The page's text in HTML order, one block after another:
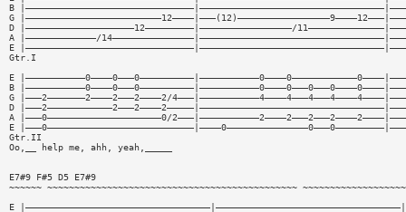
B
G
D |————————————————————12—————————|—————————————————/
A |—————————————/
E
Gtr.I
E
B
G |———2———————2————2———2————2/
D
A |———0—————————————————————0/
E
Gtr.II
Oo,__ help me, ahh, yeah,_____
E7#9 F#5 D5 E7#9
~~~~~~ ~~~~~~~~~~~~~~~~~~~~~~~~~~~~~~~~~~~~~~~~~~~~~~
E